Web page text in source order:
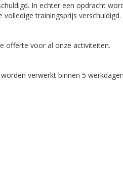
In echter een opdracht
trainingsprijs verschuldigd.
offerte voor al onze activiteiten.
verwerkt binnen 5